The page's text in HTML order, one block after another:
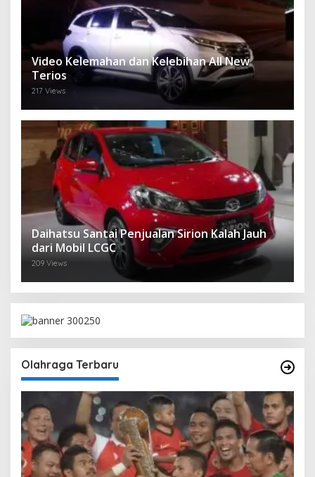
Video Kelemahan dan Kelebihan All New
Terios
217 Views
Daihatsu Santai Penjualan Sirion Kalah Jauh
dari Mobil LCGC
209 Views
Olahraga Terbaru